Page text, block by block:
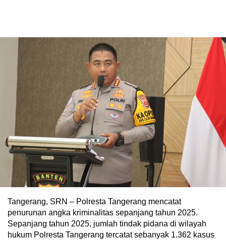
Tangerang, SRN – Polresta Tangerang mencatat
penurunan angka kriminalitas sepanjang tahun 2025.
Sepanjang tahun 2025, jumlah tindak pidana di wilayah
hukum Polresta Tangerang tercatat sebanyak 1.362 kasus